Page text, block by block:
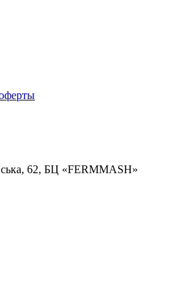
62, БЦ «FERMMASH»